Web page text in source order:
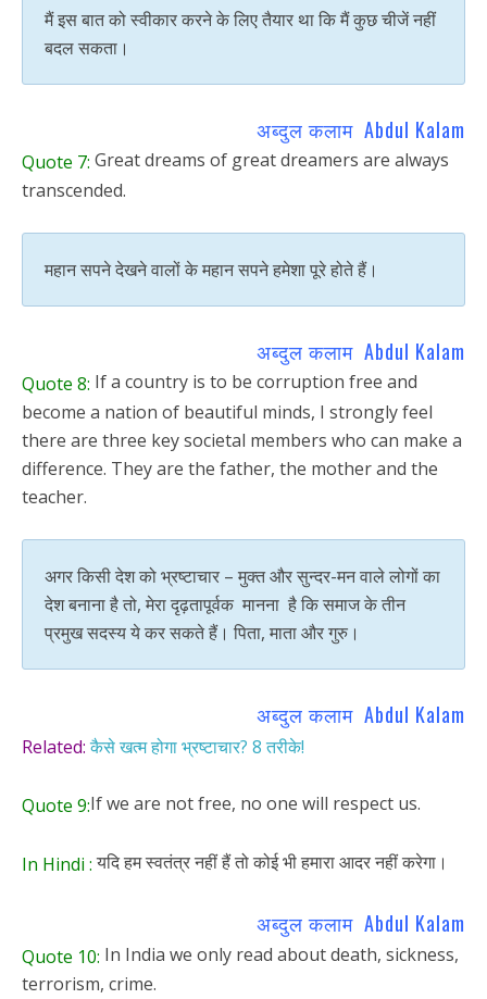
मैं इस बात को स्वीकार करने के लिए तैयार था कि मैं कुछ चीजें नहीं
बदल सकता।
अब्दुल कलाम Abdul Kalam
Quote 7: Great dreams of great dreamers are always
transcended.
महान सपने देखने वालों के महान सपने हमेशा पूरे होते हैं।
अब्दुल कलाम Abdul Kalam
Quote 8: If a country is to be corruption free and
become a nation of beautiful minds, I strongly feel
there are three key societal members who can make a
difference. They are the father, the mother and the
teacher.
अगर किसी देश को भ्रष्टाचार – मुक्त और सुन्दर-मन वाले लोगों का
देश बनाना है तो, मेरा दृढ़तापूर्वक मानना है कि समाज के तीन
प्रमुख सदस्य ये कर सकते हैं। पिता, माता और गुरु।
अब्दुल कलाम Abdul Kalam
Related: कैसे खत्म होगा भ्रष्टाचार? 8 तरीके!
Quote 9:If we are not free, no one will respect us.
In Hindi :यदि हम स्वतंत्र नहीं हैं तो कोई भी हमारा आदर नहीं करेगा।
अब्दुल कलाम Abdul Kalam
Quote 10: In India we only read about death, sickness,
terrorism, crime.